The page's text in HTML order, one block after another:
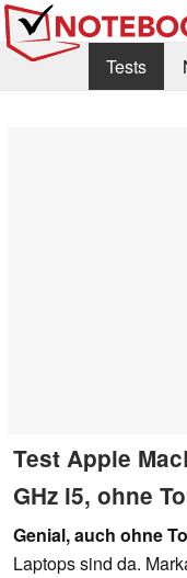
Tests
Test Apple
GHz i5, ohne
Genial, auch ohne
Laptops sind da.